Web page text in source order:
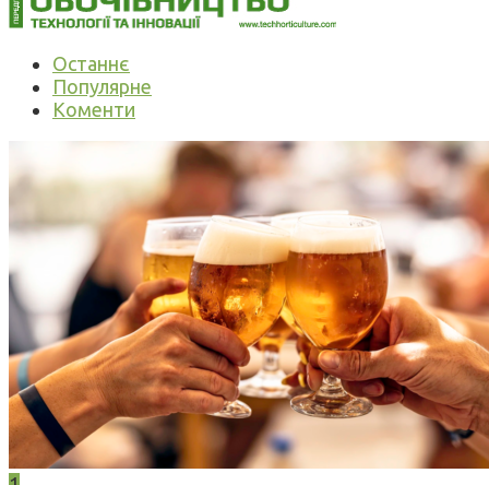
Останнє
Популярне
Коменти